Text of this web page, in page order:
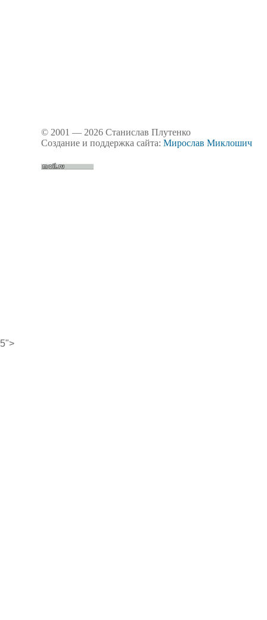
© 2001 — 2026 Станислав Плутенко
Создание и поддержка сайта: Мирослав Миклошич
5">